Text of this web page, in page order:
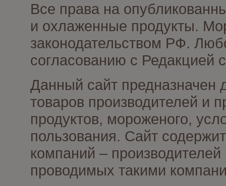
Все права на
и охлаженные продукты.
законодательством РФ.
согласованию с Редакцией
Данный сайт предназначен
товаров производителей и
продуктов, мороженого,
пользования. Сайт
компаний –
проводимых такими